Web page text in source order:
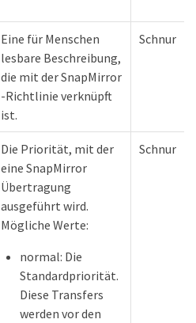
Eine für Menschen
lesbare Beschreibung,
die mit der SnapMirror
-Richtlinie verknüpft
ist.
Schnur
Die Priorität, mit der
eine SnapMirror
Übertragung
ausgeführt wird.
Mögliche Werte:
normal: Die
Standardpriorität.
Diese Transfers
werden vor den
Schnur